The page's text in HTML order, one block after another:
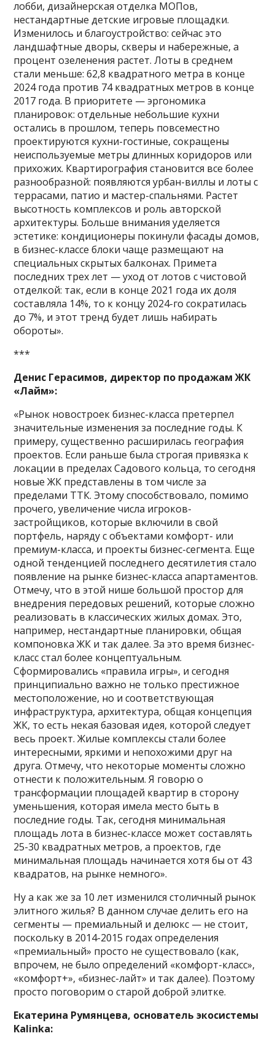
лобби, дизайнерская отделка МОПов,
нестандартные детские игровые площадки.
Изменилось и благоустройство: сейчас это
ландшафтные дворы, скверы и набережные, а
процент озеленения растет. Лоты в среднем
стали меньше: 62,8 квадратного метра в конце
2024 года против 74 квадратных метров в конце
2017 года. В приоритете — эргономика
планировок: отдельные небольшие кухни
остались в прошлом, теперь повсеместно
проектируются кухни-гостиные, сокращены
неиспользуемые метры длинных коридоров или
прихожих. Квартирография становится все более
разнообразной: появляются урбан-виллы и лоты с
террасами, патио и мастер-спальнями. Растет
высотность комплексов и роль авторской
архитектуры. Больше внимания уделяется
эстетике: кондиционеры покинули фасады домов,
в бизнес-классе блоки чаще размещают на
специальных скрытых балконах. Примета
последних трех лет — уход от лотов с чистовой
отделкой: так, если в конце 2021 года их доля
составляла 14%, то к концу 2024-го сократилась
до 7%, и этот тренд будет лишь набирать
обороты».
***
Денис Герасимов, директор по продажам ЖК
«Лайм»:
«Рынок новостроек бизнес-класса претерпел
значительные изменения за последние годы. К
примеру, существенно расширилась география
проектов. Если раньше была строгая привязка к
локации в пределах Садового кольца, то сегодня
новые ЖК представлены в том числе за
пределами ТТК. Этому способствовало, помимо
прочего, увеличение числа игроков-
застройщиков, которые включили в свой
портфель, наряду с объектами комфорт- или
премиум-класса, и проекты бизнес-сегмента. Еще
одной тенденцией последнего десятилетия стало
появление на рынке бизнес-класса апартаментов.
Отмечу, что в этой нише большой простор для
внедрения передовых решений, которые сложно
реализовать в классических жилых домах. Это,
например, нестандартные планировки, общая
компоновка ЖК и так далее. За это время бизнес-
класс стал более концептуальным.
Сформировались «правила игры», и сегодня
принципиально важно не только престижное
местоположение, но и соответствующая
инфраструктура, архитектура, общая концепция
ЖК, то есть некая базовая идея, которой следует
весь проект. Жилые комплексы стали более
интересными, яркими и непохожими друг на
друга. Отмечу, что некоторые моменты сложно
отнести к положительным. Я говорю о
трансформации площадей квартир в сторону
уменьшения, которая имела место быть в
последние годы. Так, сегодня минимальная
площадь лота в бизнес-классе может составлять
25-30 квадратных метров, а проектов, где
минимальная площадь начинается хотя бы от 43
квадратов, на рынке немного».
Ну а как же за 10 лет изменился столичный рынок
элитного жилья? В данном случае делить его на
сегменты — премиальный и делюкс — не стоит,
поскольку в 2014-2015 годах определения
«премиальный» просто не существовало (как,
впрочем, не было определений «комфорт-класс»,
«комфорт+», «бизнес-лайт» и так далее). Поэтому
просто поговорим о старой доброй элитке.
Екатерина Румянцева, основатель экосистемы
Kalinka: